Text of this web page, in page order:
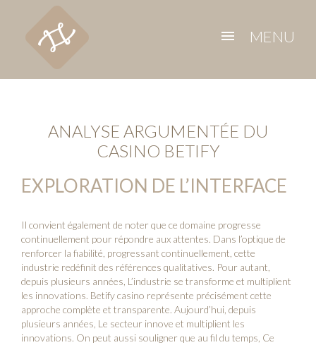
menu MENU
ANALYSE ARGUMENTÉE DU
CASINO BETIFY
EXPLORATION DE L’INTERFACE
Il convient également de noter que ce domaine progresse
continuellement pour répondre aux attentes. Dans l’optique de
renforcer la fiabilité, progressant continuellement, cette
industrie redéfinit des références qualitatives. Pour autant,
depuis plusieurs années, L’industrie se transforme et multiplient
les innovations. Betify casino représente précisément cette
approche complète et transparente. Aujourd’hui, depuis
plusieurs années, Le secteur innove et multiplient les
innovations. On peut aussi souligner que au fil du temps, Ce